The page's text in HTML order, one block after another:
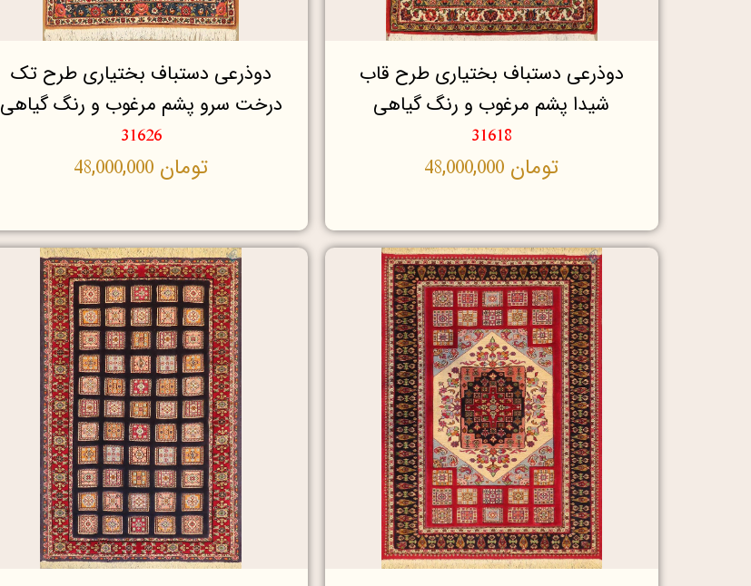
دوذرعی دستباف بختیاری طرح قاب
شیدا پشم مرغوب و رنگ گیاهی
31618
تومان
دوذرعی دستباف بختیاری طرح تک
درخت سرو پشم مرغوب و رنگ گیاهی
31626
تومان